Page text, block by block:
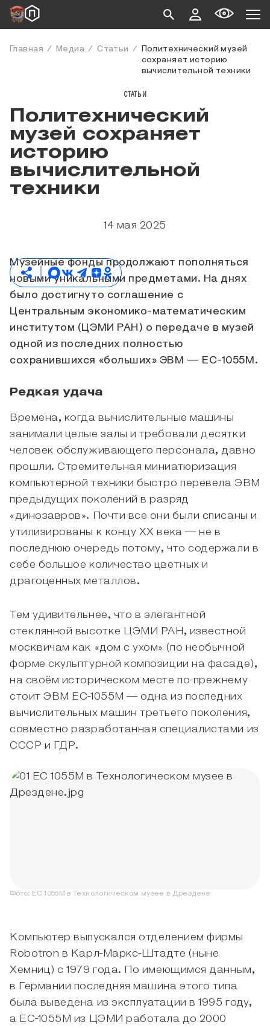
Главная Медиа Статьи
Политехнический музей
сохраняет историю
вычислительной техники
СТАТЬИ
Политехнический
музей сохраняет
историю
вычислительной
техники
14 мая 2025
Музейные фонды продолжают пополняться
новыми уникальными предметами. На днях
было достигнуто соглашение с
Центральным экономико-математическим
институтом (ЦЭМИ РАН) о передаче в музей
одной из последних полностью
сохранившихся «больших» ЭВМ — ЕС-1055М.
Редкая удача
Времена, когда вычислительные машины
занимали целые залы и требовали десятки
человек обслуживающего персонала, давно
прошли. Стремительная миниатюризация
компьютерной техники быстро перевела ЭВМ
предыдущих поколений в разряд
«динозавров». Почти все они были списаны и
утилизированы к концу XX века — не в
последнюю очередь потому, что содержали в
себе большое количество цветных и
драгоценных металлов.
Тем удивительнее, что в элегантной
стеклянной высотке ЦЭМИ РАН, известной
москвичам как «дом с ухом» (по необычной
форме скульптурной композиции на фасаде),
на своём историческом месте по-прежнему
стоит ЭВМ ЕС-1055М — одна из последних
вычислительных машин третьего поколения,
совместно разработанная специалистами из
СССР и ГДР.
Фото: ЕС 1055М в Технологическом музее в Дрездене
Компьютер выпускался отделением фирмы
Robotron в Карл-Маркс-Штадте (ныне
Хемниц) с 1979 года. По имеющимся данным,
в Германии последняя машина этого типа
была выведена из эксплуатации в 1995 году,
а ЕС-1055М из ЦЭМИ работала до 2000